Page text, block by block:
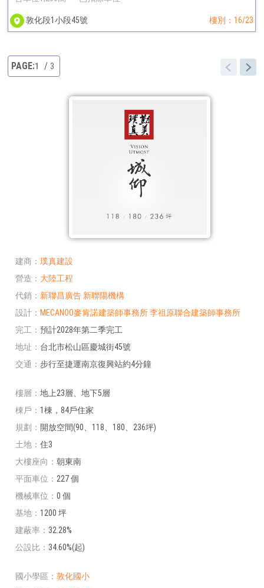
建商
璞真建設
營造
大陸工程
代銷
新聯昌廣告 新聯陽機構
設計
MECANOO麥肯諾建築師事務所李祖原聯合建築師事務所
完工
預計2028年第二季完工
地址
台北市松山區慶城街45號
交通
步行至捷運南京復興站約4分鐘
樓層
地上23層、地下5層
棟戶
1棟，84戶住家
規劃
開放空間(90、118、180、236坪)
土地
住3
大樓座向
朝東南
平面車位
227 個
機械車位
0 個
基地
1200 坪
建蔽率
32.28%
公設比
34.60%(起)
國小學區
敦化國小
敦化段1小段45號 樓別：16/23
1 3